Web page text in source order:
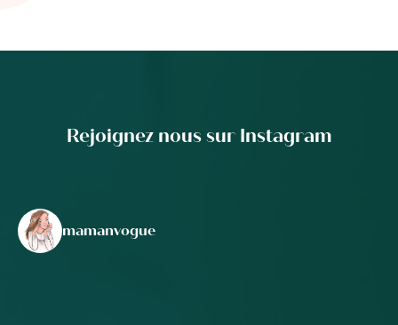
Rejoignez nous sur Instagram
mamanvogue